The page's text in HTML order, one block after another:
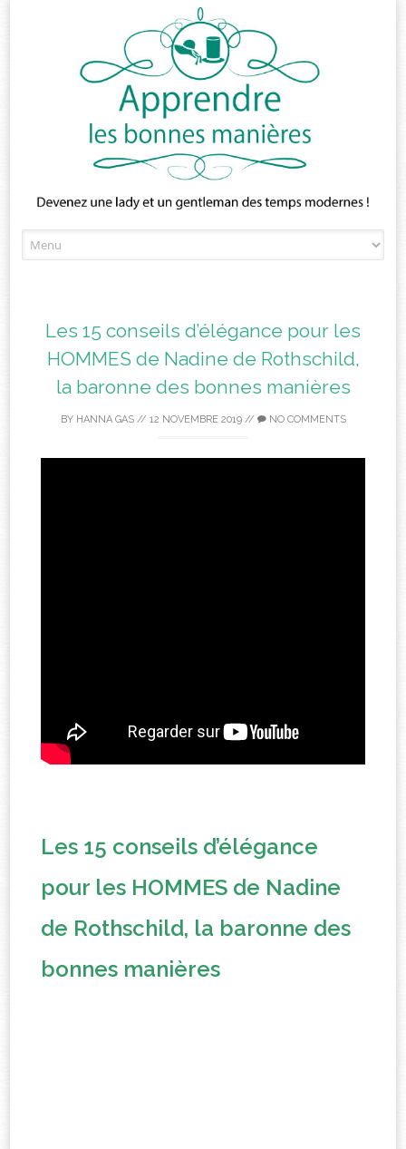
to
Les 15 conseils d’élégance pour les
HOMMES de Nadine de Rothschild,
la baronne des bonnes manières
BY HANNA GAS// 12 NOVEMBRE 2019// NO COMMENTS
Les 15 conseils d’élégance
pour les HOMMES de Nadine
de Rothschild, la baronne des
bonnes manières